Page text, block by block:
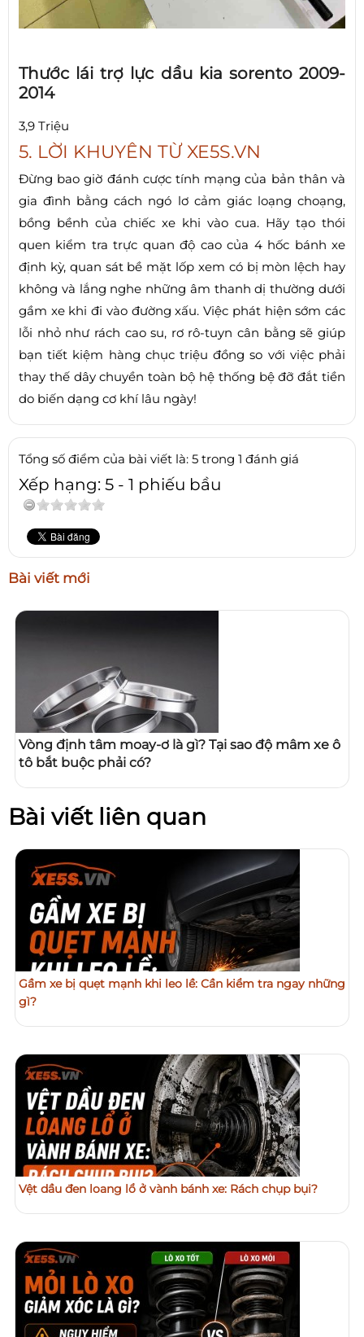
Thước lái trợ lực dầu kia sorento 2009-
2014
3,9 Triệu
5. LỜI KHUYÊN TỪ XE5S.VN
Đừng bao giờ đánh cược tính mạng của bản thân và
gia đình bằng cách ngó lơ cảm giác loạng choạng,
bồng bềnh của chiếc xe khi vào cua. Hãy tạo thói
quen kiểm tra trực quan độ cao của 4 hốc bánh xe
định kỳ, quan sát bề mặt lốp xem có bị mòn lệch hay
không và lắng nghe những âm thanh dị thường dưới
gầm xe khi đi vào đường xấu. Việc phát hiện sớm các
lỗi nhỏ như rách cao su, rơ rô-tuyn cân bằng sẽ giúp
bạn tiết kiệm hàng chục triệu đồng so với việc phải
thay thế dây chuyền toàn bộ hệ thống bệ đỡ đắt tiền
do biến dạng cơ khí lâu ngày!
Tổng số điểm của bài viết là: 5 trong 1 đánh giá
Xếp hạng: 5 - 1 phiếu bầu
Bài viết mới
Vòng định tâm moay-ơ là gì? Tại sao độ mâm xe ô
tô bắt buộc phải có?
Bài viết liên quan
Gầm xe bị quẹt mạnh khi leo lề: Cần kiểm tra ngay những
gì?
Vệt dầu đen loang lổ ở vành bánh xe: Rách chụp bụi?